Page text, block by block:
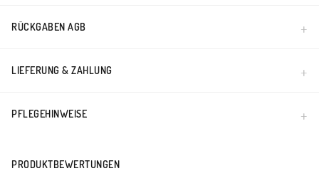
etmez ve suda kolay çıkmaz. Rahatlıkla çocuklarınız için tercih edebilirsiniz.
RÜCKGABEN AGB
LIEFERUNG & ZAHLUNG
PFLEGEHINWEISE
PRODUKTBEWERTUNGEN